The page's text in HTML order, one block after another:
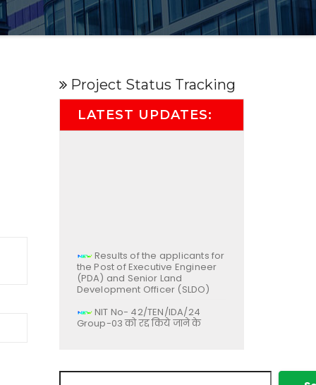
Project Status Tracking
LATEST UPDATES:
the Post of Executive Engineer
(PDA) and Senior Land
Development Officer (SLDO)
NIT No- 42/TEN/IDA/24
Group-03 को रद्द किये जाने के
सम्बन्ध में |
के सम्बन्ध में |